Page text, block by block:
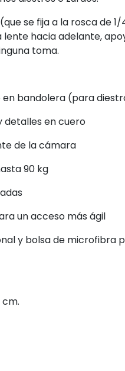
se fija a la rosca de
hacia adelante,
toma.
bandolera (para
detalles en cuero
de la cámara
90 kg
un acceso más ágil
y bolsa de microfibra
cm.